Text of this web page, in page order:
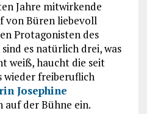
Jahre mitwirkende
von Büren liebevoll
Protagonisten des
es natürlich drei, was
weiß, haucht die seit
wieder freiberuflich
Josephine
auf der Bühne ein.